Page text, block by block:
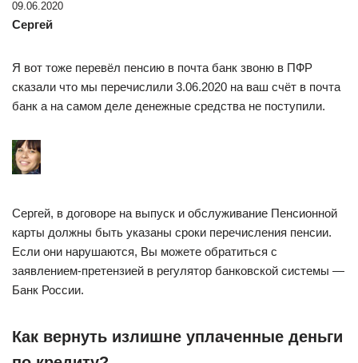
09.06.2020
Сергей
Я вот тоже перевёл пенсию в почта банк звоню в ПФР
сказали что мы перечислили 3.06.2020 на ваш счёт в почта
банк а на самом деле денежные средства не поступили.
Сергей, в договоре на выпуск и обслуживание Пенсионной
карты должны быть указаны сроки перечисления пенсии.
Если они нарушаются, Вы можете обратиться с
заявлением-претензией в регулятор банковской системы —
Банк России.
Как вернуть излишне уплаченные деньги